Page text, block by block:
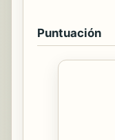
Puntuación